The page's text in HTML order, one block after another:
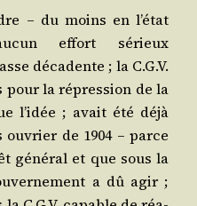
– du moins en l’état
effort sérieux
déca­dente ; la C.G.V.
la répres­sion de la
l’idée ; avait été déjà
de 1904 – parce
géné­ral et que sous la
a dû agir ;